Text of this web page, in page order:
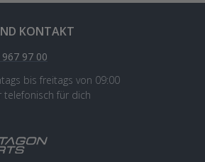
KONTAKT
97 00
bis freitags von 09:00
telefonisch für dich